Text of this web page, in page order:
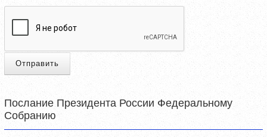
Отправить
Послание Президента России Федеральному
Собранию